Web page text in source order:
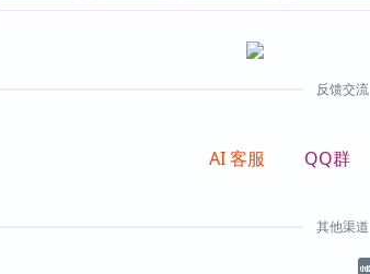
反馈交流
AI 客服 QQ群
其他渠道